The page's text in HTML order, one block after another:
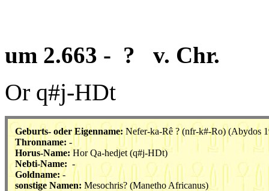
um 2.663 - ? v. Chr.
Or q#j-HDt
Geburts- oder Eigenname:Nefer-ka-Rê ? (nfr-k#-Ro) (Abydos
Thronname: -
Horus-Name:Hor Qa-hedjet (q#j-HDt)
Nebti-Name: -
Goldname:-
sonstige Namen: Mesochris? (Manetho Africanus)